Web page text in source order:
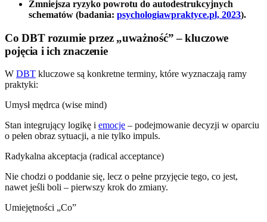
Zmniejsza ryzyko powrotu do autodestrukcyjnych
schematów (badania: psychologiawpraktyce.pl, 2023).
Co DBT rozumie przez „uważność” – kluczowe
pojęcia i ich znaczenie
W DBT kluczowe są konkretne terminy, które wyznaczają ramy
praktyki:
Umysł mędrca (wise mind)
Stan integrujący logikę i emocje – podejmowanie decyzji w oparciu
o pełen obraz sytuacji, a nie tylko impuls.
Radykalna akceptacja (radical acceptance)
Nie chodzi o poddanie się, lecz o pełne przyjęcie tego, co jest,
nawet jeśli boli – pierwszy krok do zmiany.
Umiejętności „Co”